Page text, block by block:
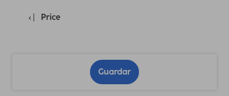
Price
Guardar